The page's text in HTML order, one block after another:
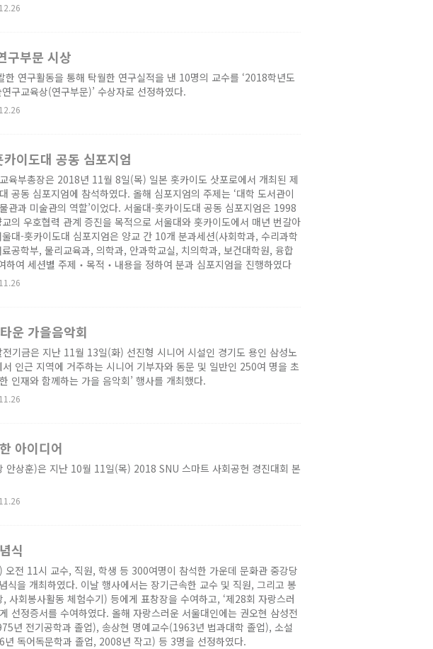
구부문 시상
한 연구활동을 통해 탁월한 연구실적을 낸 10명의 교수를 ‘2018학년도
구교육상(연구부문)’ 수상자로 선정하였다.
이도대 공동 심포지엄
육부총장은 2018년 11월 8일(목) 일본 홋카이도 삿포로에서 개최된 제
공동 심포지엄에 참석하였다. 올해 심포지엄의 주제는 ‘대학 도서관이
관과 미술관의 역할’이었다. 서울대-홋카이도대 공동 심포지엄은 1998
의 우호협력 관계 증진을 목적으로 서울대와 홋카이도에서 매년 번갈아
대-홋카이도대 심포지엄은 양교 간 10개 분과세션(사회학과, 수리과학
공학부, 물리교육과, 의학과, 안과학교실, 치의학과, 보건대학원, 융합
하여 세션별 주제‧목적‧내용을 정하여 분과 심포지엄을 진행하였다
운 가을음악회
기금은 지난 11월 13일(화) 선진형 시니어 시설인 경기도 용인 삼성노
인근 지역에 거주하는 시니어 기부자와 동문 및 일반인 250여 명을 초
인재와 함께하는 가을 음악회’ 행사를 개최했다.
아이디어
안상훈)은 지난 10월 11일(목) 2018 SNU 스마트 사회공헌 경진대회 본
식
전 11시 교수, 직원, 학생 등 300여명이 참석한 가운데 문화관 중강당
식을 개최하였다. 이날 행사에서는 장기근속한 교수 및 직원, 그리고 봉
사회봉사활동 체험수기) 등에게 표창장을 수여하고, ‘제28회 자랑스러
선정증서를 수여하였다. 올해 자랑스러운 서울대인에는 권오현 삼성전
년 전기공학과 졸업), 송상현 명예교수(1963년 법과대학 졸업), 소설
독어독문학과 졸업, 2008년 작고) 등 3명을 선정하였다.